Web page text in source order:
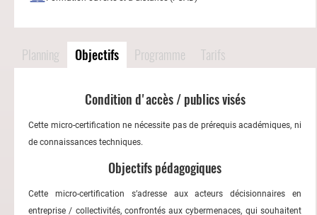
Planning Objectifs Programme Tarifs
Condition d'accès / publics visés
Cette micro-certification ne nécessite pas de prérequis académiques, ni
de connaissances techniques.
Objectifs pédagogiques
Cette micro-certification s’adresse aux acteurs décisionnaires en
entreprise / collectivités, confrontés aux cybermenaces, qui souhaitent